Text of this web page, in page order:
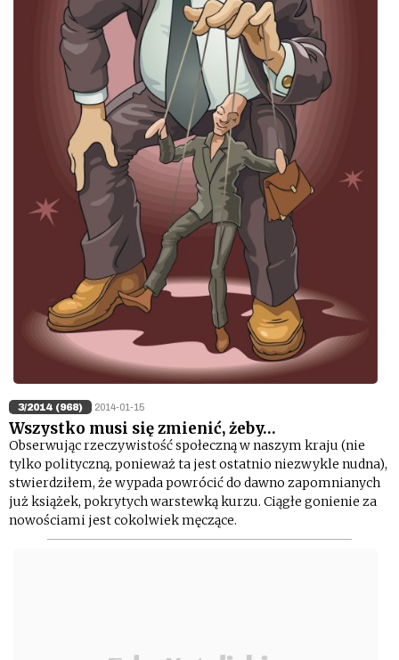
3/2014 (968) 2014-01-15
Wszystko musi się zmienić, żeby…
Obserwując rzeczywistość społeczną w naszym kraju (nie
tylko polityczną, ponieważ ta jest ostatnio niezwykle nudna),
stwierdziłem, że wypada powrócić do dawno zapomnianych
już książek, pokrytych warstewką kurzu. Ciągłe gonienie za
nowościami jest cokolwiek męczące.